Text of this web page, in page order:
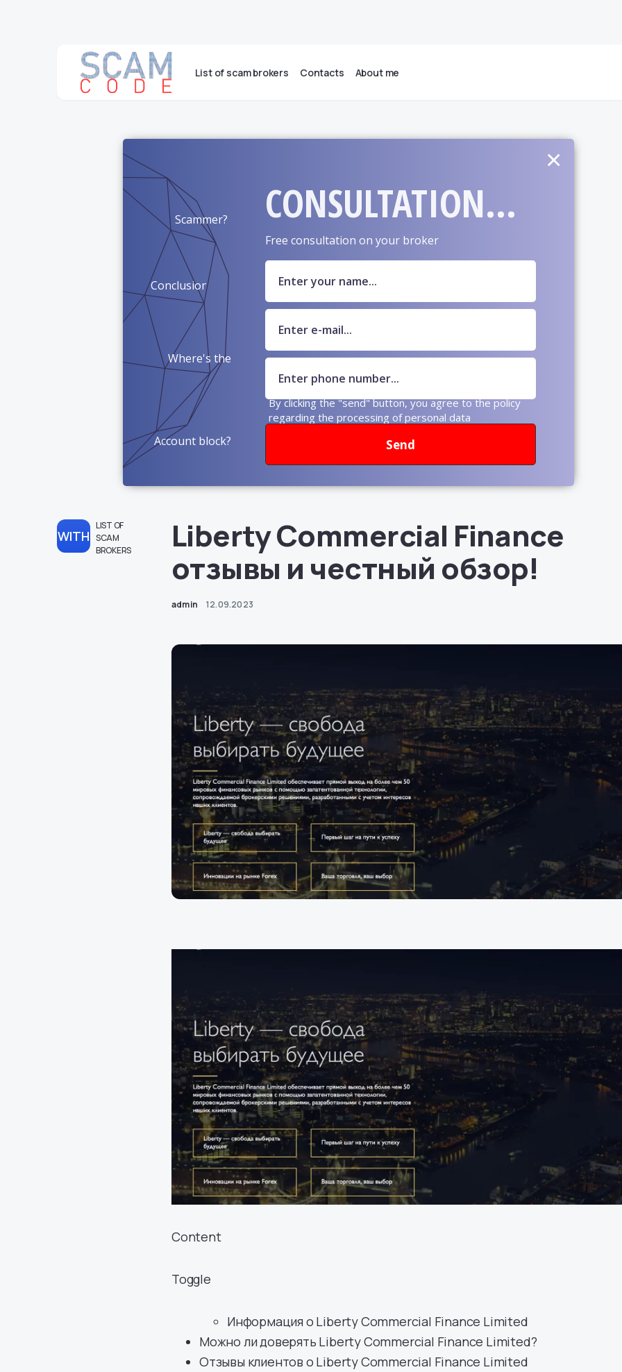
List of scam brokers Contacts About me
CONSULTATION...
Free consultation on your broker
Scammer?
Conclusion?
Where's the
money?
Account block? Send
×
By clicking the "send" button, you agree to the policy
regarding the processing of personal data
WITH
LIST OF
SCAM
BROKERS
Liberty Commercial Finance
отзывы и честный обзор!
admin 12.09.2023
Content
Toggle
Информация о Liberty Commercial Finance Limited
Можно ли доверять Liberty Commercial Finance Limited?
Отзывы клиентов о Liberty Commercial Finance Limited